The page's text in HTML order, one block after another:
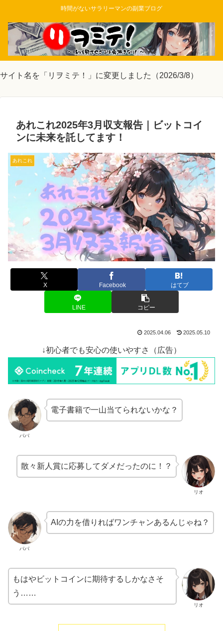
時間がないサラリーマンの副業ブログ
サイト名を「リヲミテ！」に変更しました（2026/3/8）
あれこれ2025年3月収支報告｜ビットコイ
ンに未来を託してます！
あれこれ
X Facebook はてブ
LINE コピー
2025.04.06 2025.05.10
↓初心者でも安心の使いやすさ（広告）
パパ
電子書籍で一山当てられないかな？
リオ
散々新人賞に応募してダメだったのに！？
パパ
AIの力を借りればワンチャンあるんじゃね？
リオ
もはやビットコインに期待するしかなさそ
う……